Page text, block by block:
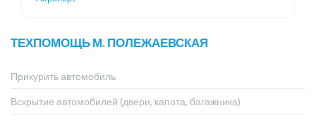
ТЕХПОМОЩЬ М. ПОЛЕЖАЕВСКАЯ
Прикурить автомобиль
Вскрытие автомобилей (двери, капота, багажника)